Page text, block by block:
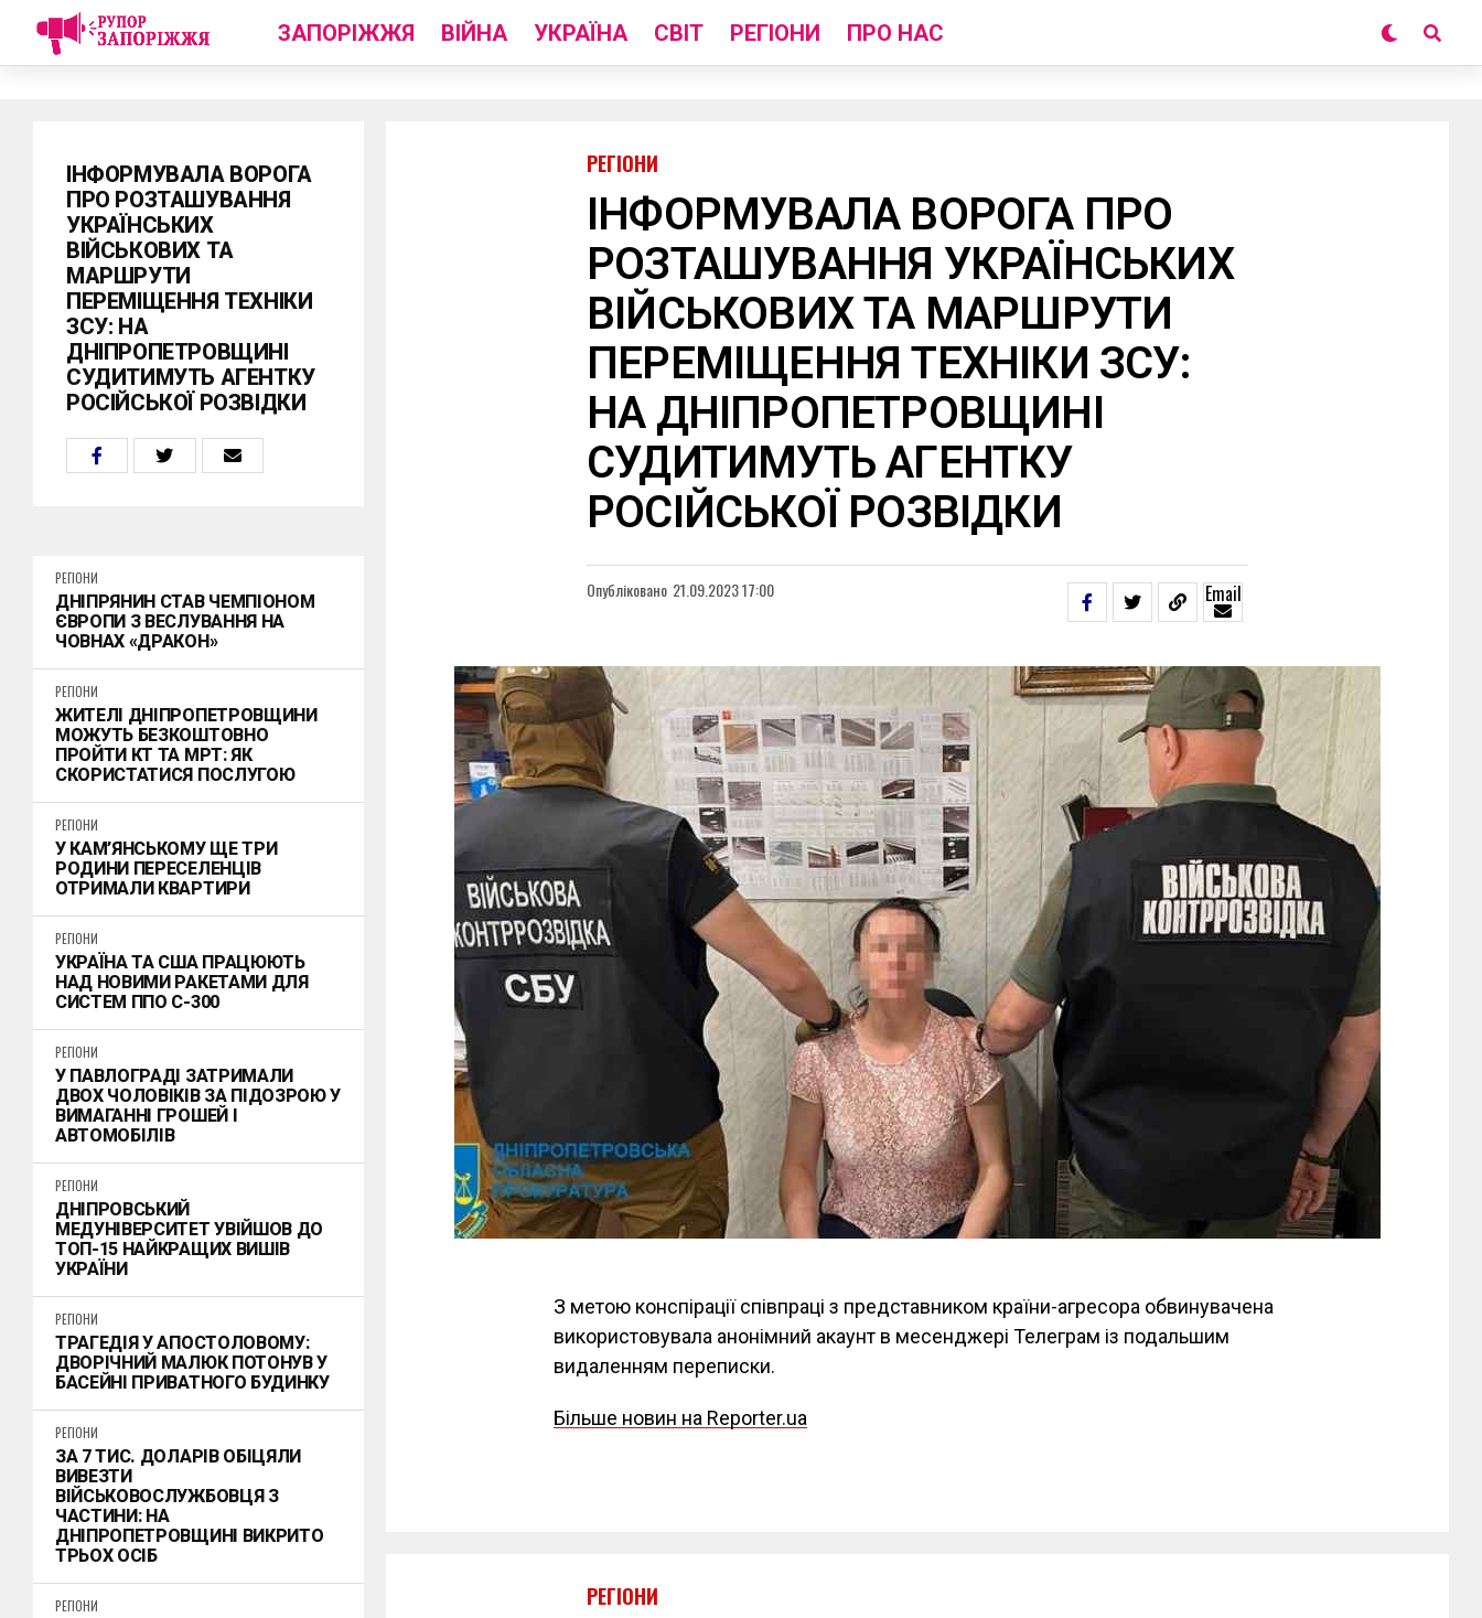
ЗАПОРІЖЖЯ ВІЙНА УКРАЇНА СВІТ РЕГІОНИ ПРО НАС
ІНФОРМУВАЛА ВОРОГА
ПРО РОЗТАШУВАННЯ
УКРАЇНСЬКИХ
ВІЙСЬКОВИХ ТА
МАРШРУТИ
ПЕРЕМІЩЕННЯ ТЕХНІКИ
ЗСУ: НА
ДНІПРОПЕТРОВЩИНІ
СУДИТИМУТЬ АГЕНТКУ
РОСІЙСЬКОЇ РОЗВІДКИ
РЕГІОНИ
ДНІПРЯНИН СТАВ ЧЕМПІОНОМ
ЄВРОПИ З ВЕСЛУВАННЯ НА
ЧОВНАХ «ДРАКОН»
РЕГІОНИ
ЖИТЕЛІ ДНІПРОПЕТРОВЩИНИ
МОЖУТЬ БЕЗКОШТОВНО
ПРОЙТИ КТ ТА МРТ: ЯК
СКОРИСТАТИСЯ ПОСЛУГОЮ
РЕГІОНИ
У КАМ’ЯНСЬКОМУ ЩЕ ТРИ
РОДИНИ ПЕРЕСЕЛЕНЦІВ
ОТРИМАЛИ КВАРТИРИ
РЕГІОНИ
УКРАЇНА ТА США ПРАЦЮЮТЬ
НАД НОВИМИ РАКЕТАМИ ДЛЯ
СИСТЕМ ППО С-300
РЕГІОНИ
У ПАВЛОГРАДІ ЗАТРИМАЛИ
ДВОХ ЧОЛОВІКІВ ЗА ПІДОЗРОЮ У
ВИМАГАННІ ГРОШЕЙ І
АВТОМОБІЛІВ
РЕГІОНИ
ДНІПРОВСЬКИЙ
МЕДУНІВЕРСИТЕТ УВІЙШОВ ДО
ТОП-15 НАЙКРАЩИХ ВИШІВ
УКРАЇНИ
РЕГІОНИ
ТРАГЕДІЯ У АПОСТОЛОВОМУ:
ДВОРІЧНИЙ МАЛЮК ПОТОНУВ У
БАСЕЙНІ ПРИВАТНОГО БУДИНКУ
РЕГІОНИ
ЗА 7 ТИС. ДОЛАРІВ ОБІЦЯЛИ
ВИВЕЗТИ
ВІЙСЬКОВОСЛУЖБОВЦЯ З
ЧАСТИНИ: НА
ДНІПРОПЕТРОВЩИНІ ВИКРИТО
ТРЬОХ ОСІБ
РЕГІОНИ
РЕГІОНИ
ІНФОРМУВАЛА ВОРОГА ПРО
РОЗТАШУВАННЯ УКРАЇНСЬКИХ
ВІЙСЬКОВИХ ТА МАРШРУТИ
ПЕРЕМІЩЕННЯ ТЕХНІКИ ЗСУ:
НА ДНІПРОПЕТРОВЩИНІ
СУДИТИМУТЬ АГЕНТКУ
РОСІЙСЬКОЇ РОЗВІДКИ
Опубліковано 21.09.2023 17:00 Email
З метою конспірації співпраці з представником країни-агресора обвинувачена
використовувала анонімний акаунт в месенджері Телеграм із подальшим
видаленням переписки.
Більше новин на Reporter.ua
РЕГІОНИ